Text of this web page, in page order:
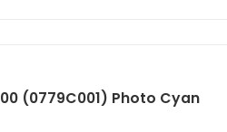
(0779C001) Photo Cyan